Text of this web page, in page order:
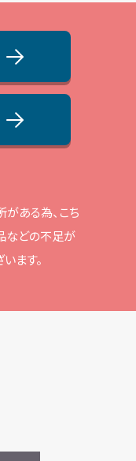
ある為、こち
などの不⾜が
ます。